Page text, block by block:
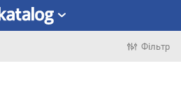
Фільтр